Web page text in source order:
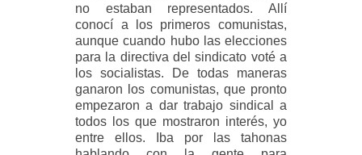
no estaban representados. Allí
conocí a los primeros comunistas,
aunque cuando hubo las elecciones
para la directiva del sindicato voté a
los socialistas. De todas maneras
ganaron los comunistas, que pronto
empezaron a dar trabajo sindical a
todos los que mostraron interés, yo
entre ellos. Iba por las tahonas